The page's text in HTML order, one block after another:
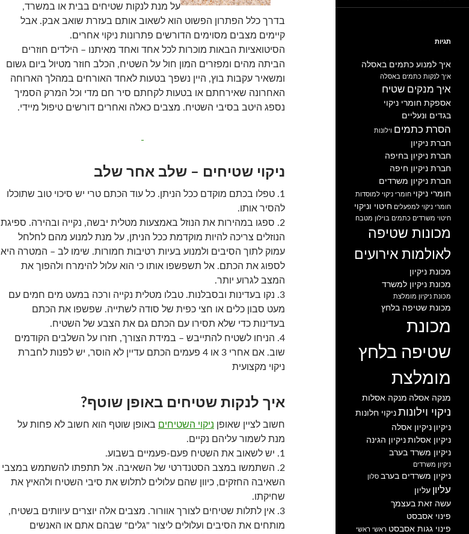
על מנת לנקות שטיחים בבית או במשרד,
בדרך כלל הפתרון הפשוט הוא לשאוב אותם בעזרת שואב אבק. אבל
קיימים מצבים מסוימים הדורשים פתרונות ניקוי אחרים.
הסיטואציות הבאות מוכרות לכל אחד ואחד מאיתנו – הילדים חוזרים
הביתה מהים ומפזרים המון חול על השטיח, הכלב חוזר מטיול ביום גשום
ומשאיר עקבות בוץ, היין נשפך בטעות לאחד האורחים במהלך הארוחה
האחרונה שאירחתם או בטעות לקחתם סיר חם מדי וכל המרק הסמיך
נספג היטב בסיבי השטיח. מצבים כאלה ואחרים דורשים טיפול מיידי.
ניקוי שטיחים – שלב אחר שלב
1. טפלו בכתם מוקדם ככל הניתן. כל עוד הכתם טרי יש סיכוי טוב שתוכלו
להסיר אותו.
2. ספגו במהירות את הנוזל באמצעות מטלית יבשה, נקייה ובהירה. ספיגת
הנוזלים צריכה להיות מוקדמת ככל הניתן, על מנת למנוע מהם לחלחל
עמוק לתוך הסיבים ולמנוע בעיות רטיבות חמורות. שימו לב – המטרה היא
לספוג את הכתם. אל תשפשפו אותו כי הוא עלול להימרח ולהפוך את
המצב לגרוע יותר.
3. נקו בעדינות ובסבלנות. טבלו מטלית נקייה ורכה במעט מים חמים עם
מעט סבון כלים או חצי כפית של סודה לשתייה. שפשפו את הכתם
בעדינות כדי שלא תסירו עם הכתם גם את הצבע של השטיח.
4. הניחו לשטיח להתייבש – במידת הצורך, חזרו על השלבים הקודמים
שוב. אם אחרי 3 או 4 פעמים הכתם עדיין לא הוסר, יש לפנות לחברת
ניקוי מקצועית
איך לנקות שטיחים באופן שוטף?
חשוב לציין שאופן ניקוי השטיחים באופן שוטף הוא חשוב לא פחות על
מנת לשמור עליהם נקיים.
1. יש לשאוב את השטיח פעם-פעמיים בשבוע.
2. השתמשו במצב הסטנדרטי של השאיבה. אל תתפתו להשתמש במצבי
השאיבה החזקים, כיוון שהם עלולים לתלוש את סיבי השטיח ולהאיץ את
שחיקתו.
3. אין לתלות שטיחים לצורך אוורור. מצבים אלה יוצרים עיוותים בשטיח,
מותחים את הסיבים ועלולים ליצור "גלים" שבהם אתם או האנשים
תגיות
איך למנוע כתמים באסלה
איך לנקות כתמים באסלה
איך מנקים שטיח
אספקת חומרי ניקוי
בגדים ונעליים
הסרת כתמים וילונות
חברת ניקיון
חברת ניקיון בחיפה
חברת ניקיון חיפה
חברת ניקיון משרדים
חומרי ניקוי חומרי ניקוי למוסדות
חומרי ניקוי למפעלים חיטוי וניקוי
חיטוי משרדים כתמים בוילון מטבח
מכונות שטיפה
לאולמות אירועים
מכונת ניקיון
מכונת ניקיון למשרד
מכונת ניקיון מומלצת
מכונת שטיפה בלחץ
מכונת
שטיפה בלחץ
מומלצת
מנקה אסלה מנקה אסלות
ניקוי וילונות ניקוי חלונות
ניקיון ניקיון אסלה
ניקיון אסלות ניקיון הגינה
ניקיון משרד בערב
ניקיון משרדים
ניקיון משרדים בערב סלון
עליון עליון
עשה זאת בעצמך
פינוי אסבסט
פינוי גגות אסבסט ראשי ראשי